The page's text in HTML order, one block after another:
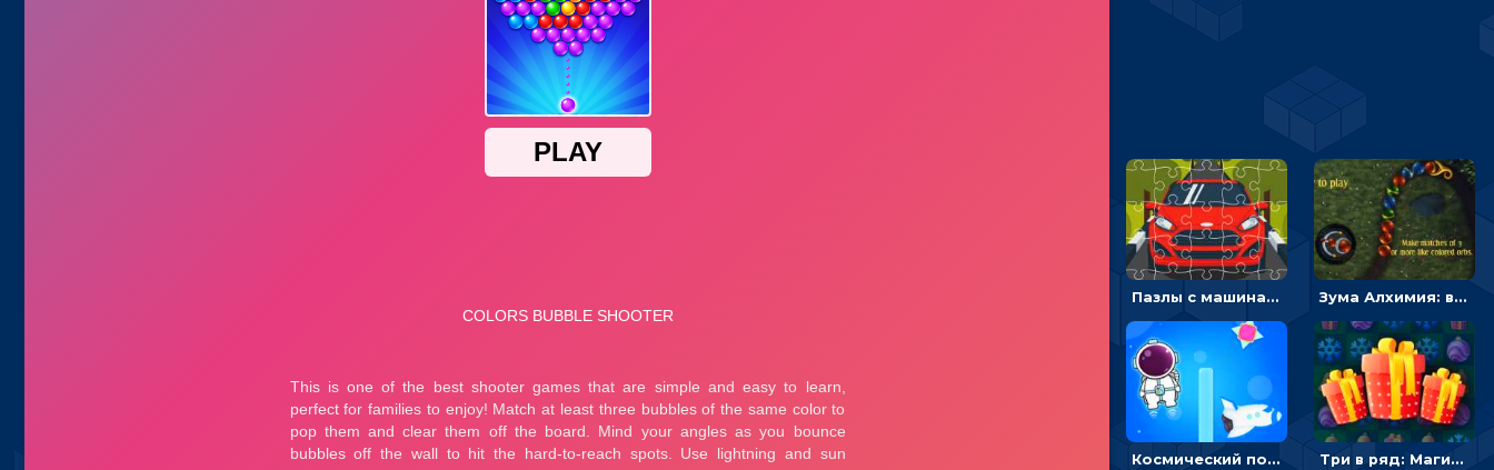
Симуляторы
Пасьянс
Пазлы с машинами Форд: собирать картинки и открывать новые Зума Алхимия: выбивать магические шары из цепочки
Космический побег: двигать космонавта, чтобы попасть к кораблю Три в ряд: Магические рождественские драгоценности